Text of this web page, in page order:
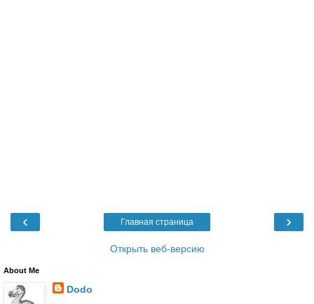
‹ ›
Главная страница
Открыть веб-версию
About Me
Dodo